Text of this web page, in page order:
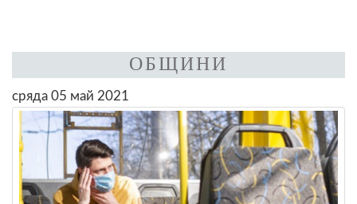
ОБЩИНИ
сряда 05 май 2021